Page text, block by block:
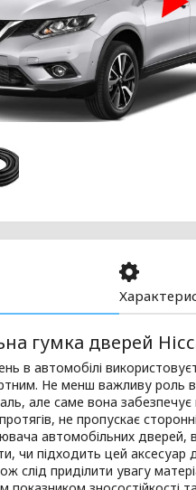
гумка дверей
в автомобілі
Не менш важливу роль
але саме вона
не пропускає
автомобільних дверей,
чи підходить цей
слід приділити увагу